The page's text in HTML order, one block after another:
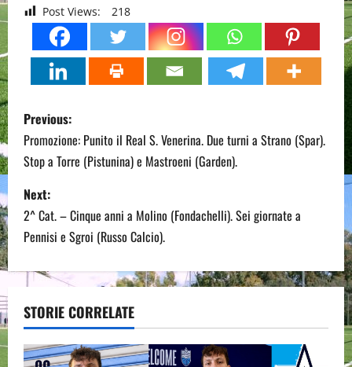
Post Views: 218
P
o
s
t
n
a
v
i
Previous:
Promozione: Punito il Real S. Venerina. Due turni a Strano (Spar).
Stop a Torre (Pistunina) e Mastroeni (Garden).
Next:
2^ Cat. – Cinque anni a Molino (Fondachelli). Sei giornate a
Pennisi e Sgroi (Russo Calcio).
STORIE CORRELATE